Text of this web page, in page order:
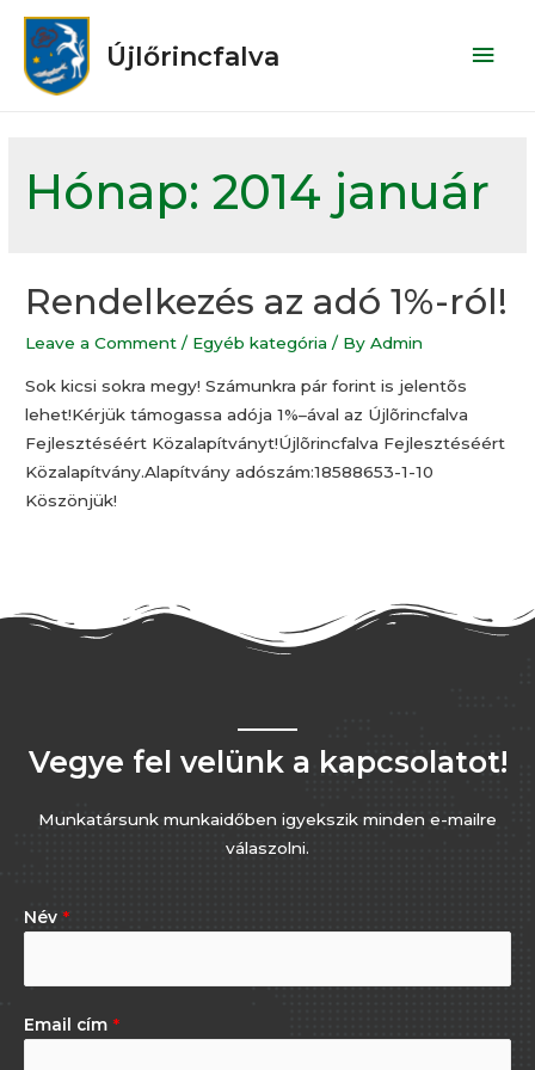
Újlőrincfalva
Hónap:2014 január
Rendelkezés az adó 1%-ról!
Leave a Comment / Egyéb kategória / ByAdmin
Sok kicsi sokra megy! Számunkra pár forint is jelentõs
lehet!Kérjük támogassa adója 1%–ával az Újlõrincfalva
Fejlesztéséért Közalapítványt!Újlõrincfalva Fejlesztéséért
Közalapítvány.Alapítvány adószám:18588653-1-10
Köszönjük!
Vegye fel velünk a kapcsolatot!
Munkatársunk munkaidőben igyekszik minden e-mailre
válaszolni.
Név *
Email cím *